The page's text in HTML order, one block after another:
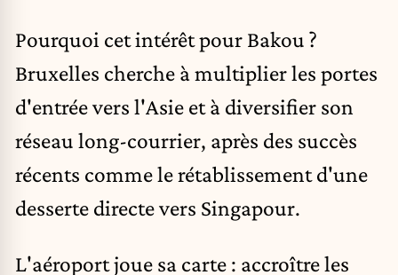
Pourquoi cet intérêt pour Bakou ?
Bruxelles cherche à multiplier les portes
d'entrée vers l'Asie et à diversifier son
réseau long-courrier, après des succès
récents comme le rétablissement d'une
desserte directe vers Singapour.
L'aéroport joue sa carte : accroître les